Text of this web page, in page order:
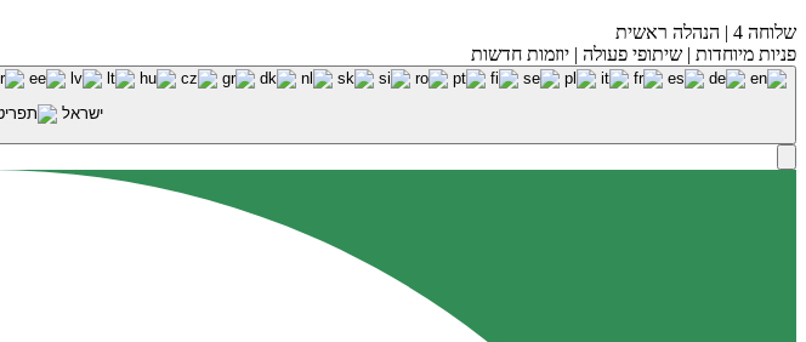
שלוחה 4 | הנהלה ראשית
פניות מיוחדות | שיתופי פעולה | יוזמות חדשות
ישראל